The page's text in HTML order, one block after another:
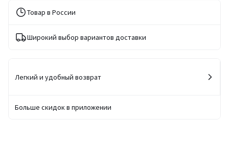
Товар в России
Широкий выбор вариантов доставки
Легкий и удобный возврат
Больше скидок в приложении